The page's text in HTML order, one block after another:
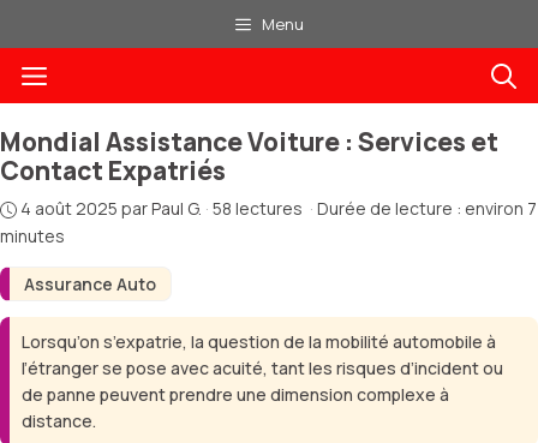
au
contenu
Menu
Menu
Assurance Auto
Mondial Assistance Voiture : Services et
Contact Expatriés
4 août 2025 parPaul G. · 58 lectures · Durée de lecture : environ 7
minutes
Lorsqu’on s’expatrie, la question de la mobilité automobile à
l’étranger se pose avec acuité, tant les risques d’incident ou
de panne peuvent prendre une dimension complexe à
distance.